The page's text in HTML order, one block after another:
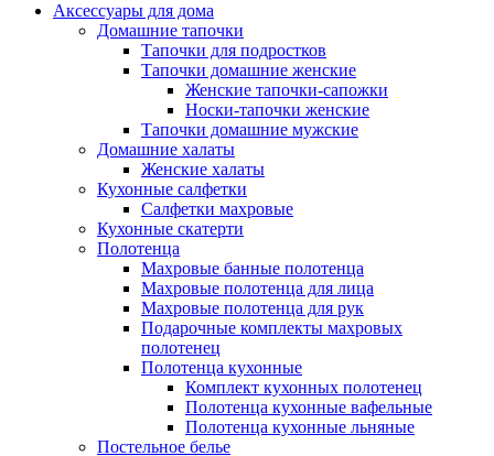
Аксессуары для дома
Домашние тапочки
Тапочки для подростков
Тапочки домашние женские
Женские тапочки-сапожки
Носки-тапочки женские
Тапочки домашние мужские
Домашние халаты
Женские халаты
Кухонные салфетки
Салфетки махровые
Кухонные скатерти
Полотенца
Махровые банные полотенца
Махровые полотенца для лица
Махровые полотенца для рук
Подарочные комплекты махровых
полотенец
Полотенца кухонные
Комплект кухонных полотенец
Полотенца кухонные вафельные
Полотенца кухонные льняные
Постельное белье